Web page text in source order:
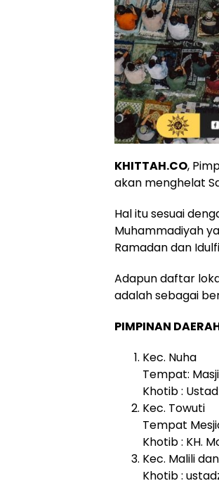
KHITTAH.CO,
akan menghelat
Hal itu sesuai
Muhammadiyah
Ramadan dan
Adapun daftar
adalah sebagai
PIMPINAN
Kec. Nuha
Tempat:
Khotib :
Kec. Towuti
Tempat
Khotib : KH.
Kec. Malili
Khotib :